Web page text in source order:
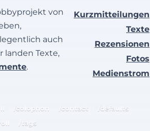
von
auch
landen Texte,
.
Kurzmitteilungen
Texte
Rezensionen
Fotos
Medienstrom
/colophon /contact
/defaults
/tags